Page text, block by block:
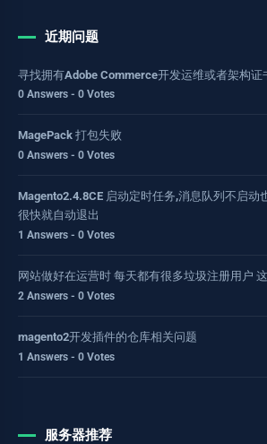
近期问题
寻找拥有Adobe Commerce开发运维或者架构证
0 Answers - 0 Votes
MagePack 打包失败
0 Answers - 0 Votes
Magento2.4.8CE 启动定时任务,消息队列不启动
很快就自动退出
1 Answers - 0 Votes
网站做好在运营时 每天都有很多垃圾注册用户
2 Answers - 0 Votes
magento2开发插件的仓库相关问题
1 Answers - 0 Votes
服务器推荐